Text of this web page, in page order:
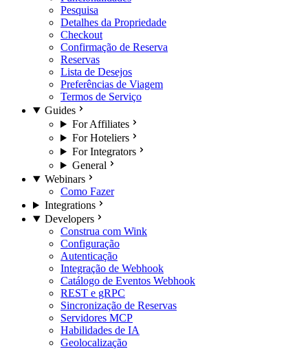
Pesquisa
Detalhes da Propriedade
Checkout
Confirmação de Reserva
Reservas
Lista de Desejos
Preferências de Viagem
Termos de Serviço
Guides
For Affiliates
For Hoteliers
For Integrators
General
Webinars
Como Fazer
Integrations
Developers
Construa com Wink
Configuração
Autenticação
Integração de Webhook
Catálogo de Eventos Webhook
REST e gRPC
Sincronização de Reservas
Servidores MCP
Habilidades de IA
Geolocalização